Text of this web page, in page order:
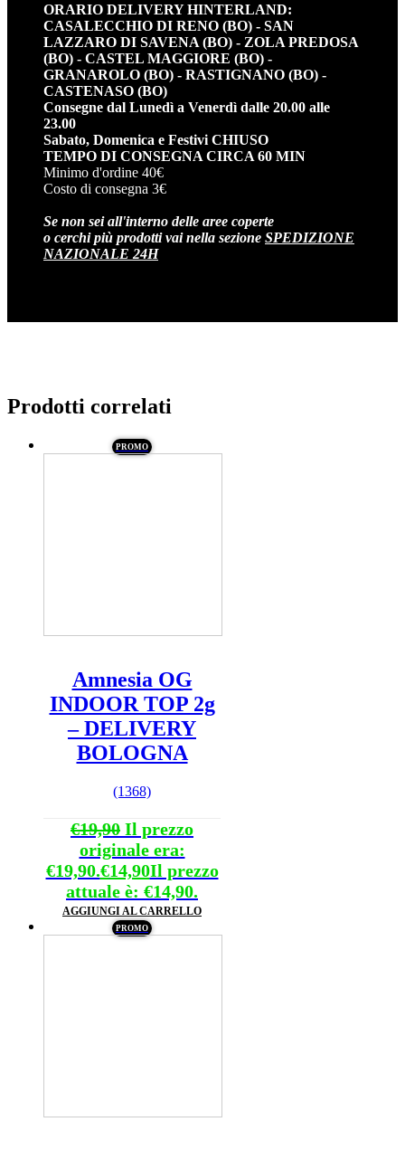
ORARIO DELIVERY HINTERLAND:
CASALECCHIO DI RENO (BO) - SAN
LAZZARO DI SAVENA (BO) - ZOLA PREDOSA
(BO) - CASTEL MAGGIORE (BO) -
GRANAROLO (BO) - RASTIGNANO (BO) -
CASTENASO (BO)
Consegne dal Lunedì a Venerdì dalle 20.00 alle
23.00
Sabato, Domenica e Festivi CHIUSO
TEMPO DI CONSEGNA CIRCA 60 MIN
Minimo d'ordine 40€
Costo di consegna 3€
Se non sei all'interno delle aree coperte
o cerchi più prodotti vai nella sezione SPEDIZIONE
NAZIONALE 24H
Prodotti correlati
PROMO
Amnesia OG
INDOOR TOP 2g
– DELIVERY
BOLOGNA
(1368)
€19,90 Il prezzo
originale era:
€19,90.€14,90Il prezzo
attuale è: €14,90.
AGGIUNGI AL CARRELLO
PROMO